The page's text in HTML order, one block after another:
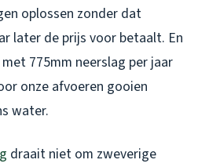
oplossen zonder dat
later de prijs voor betaalt. En
775mm neerslag per jaar
onze afvoeren gooien
water.
draait niet om zweverige